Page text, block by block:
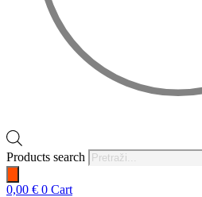
Products search
0,00 € 0 Cart